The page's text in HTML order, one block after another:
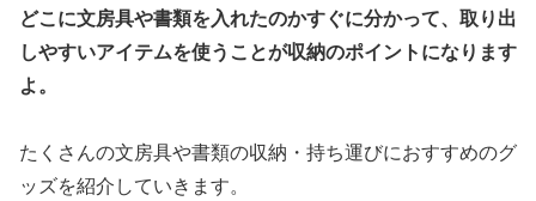
どこに文房具や書類を入れたのかすぐに分かって、取り出
しやすいアイテムを使うことが収納のポイントになります
よ。
たくさんの文房具や書類の収納・持ち運びにおすすめのグ
ッズを紹介していきます。